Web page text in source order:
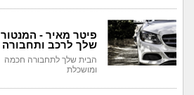
פיטר מאיר - המנטור
שלך לרכב ותחבורה
הבית שלך לתחבורה חכמה
ומושכלת